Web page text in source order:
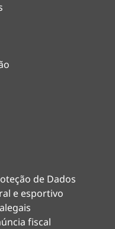
de Dados
e esportivo
fiscal